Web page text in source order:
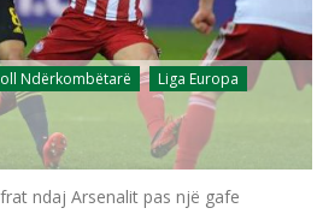
Ndërkombëtarë
Liga Europa
ndaj Arsenalit pas një gafe